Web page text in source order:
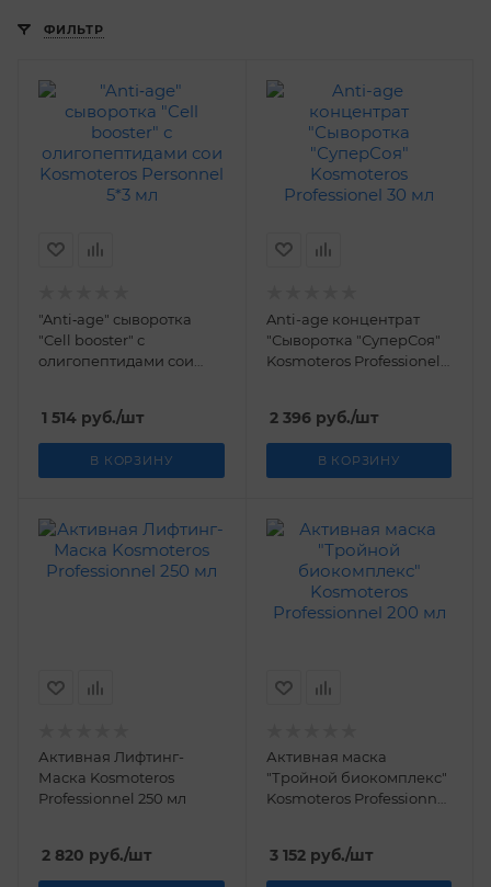
ФИЛЬТР
"Anti‐age" сыворотка
"Cell booster" с
олигопептидами сои
1 514 руб./шт
В КОРЗИНУ
Anti-age концентрат
"Сыворотка "СуперСоя"
Kosmoteros Professionel
2 396руб./шт
В КОРЗИНУ
Активная Лифтинг-
Маска Kosmoteros
Professionnel 250 мл
2 820 руб./шт
Активная маска
"Тройной биокомплекс"
Kosmoteros Professionnel
3 152руб./шт